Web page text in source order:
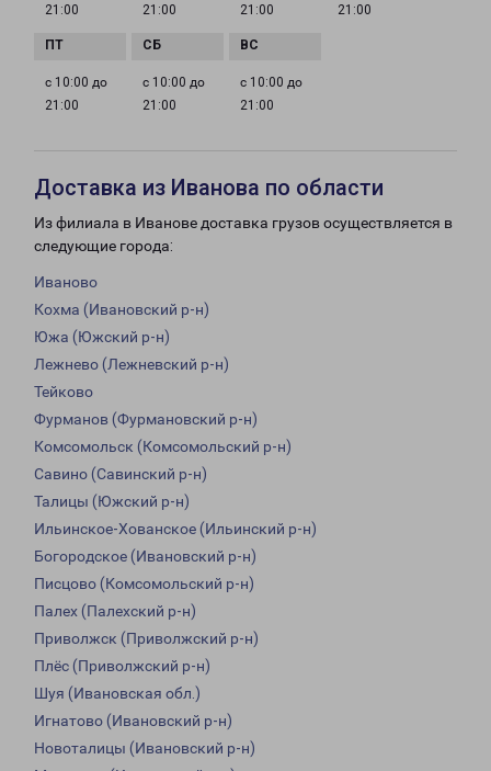
21:00
21:00
21:00
21:00
с 10:00 до
21:00
с 10:00 до
21:00
с 10:00 до
21:00
Доставка из Иванова по области
Из филиала в Иванове доставка грузов осуществляется в
следующие города:
Иваново
Кохма (Ивановский р-н)
Южа (Южский р-н)
Лежнево (Лежневский р-н)
Тейково
Фурманов (Фурмановский р-н)
Комсомольск (Комсомольский р-н)
Савино (Савинский р-н)
Талицы (Южский р-н)
Ильинское-Хованское (Ильинский р-н)
Богородское (Ивановский р-н)
Писцово (Комсомольский р-н)
Палех (Палехский р-н)
Приволжск (Приволжский р-н)
Плёс (Приволжский р-н)
Шуя (Ивановская обл.)
Игнатово (Ивановский р-н)
Новоталицы (Ивановский р-н)